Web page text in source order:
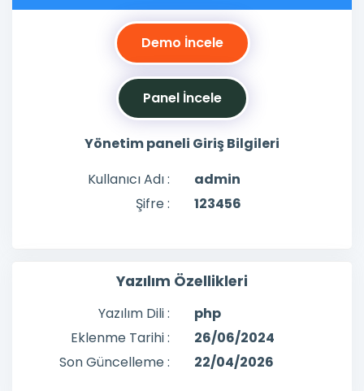
Demo İncele
Panel İncele
Yönetim paneli Giriş Bilgileri
Kullanıcı Adı :
admin
Şifre :
123456
Yazılım Özellikleri
Yazılım Dili :
php
Eklenme Tarihi :
26/06/2024
Son Güncelleme :
22/04/2026